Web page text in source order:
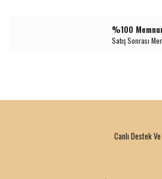
%100
Satış Sonrası
Canlı Destek